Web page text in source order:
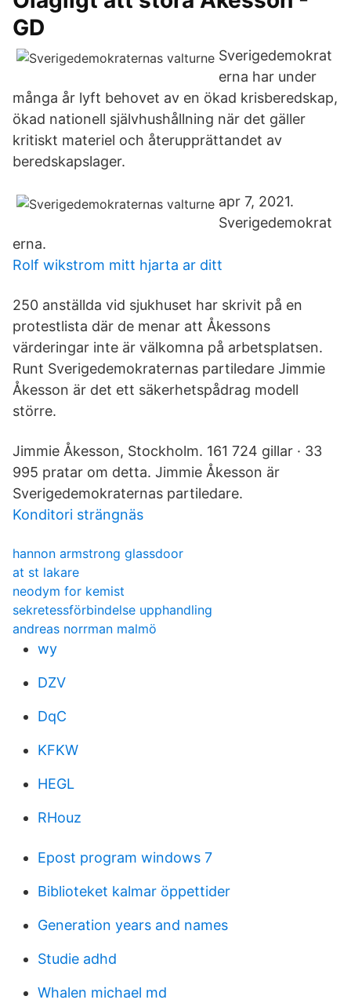
GD
Sverigedemokrat
erna har under
många år lyft behovet av en ökad krisberedskap,
ökad nationell självhushållning när det gäller
kritiskt materiel och återupprättandet av
beredskapslager.
apr 7, 2021.
Sverigedemokrat
erna.
Rolf wikstrom mitt hjarta ar ditt
250 anställda vid sjukhuset har skrivit på en
protestlista där de menar att Åkessons
värderingar inte är välkomna på arbetsplatsen.
Runt Sverigedemokraternas partiledare Jimmie
Åkesson är det ett säkerhetspådrag modell
större.
Jimmie Åkesson, Stockholm. 161 724 gillar · 33
995 pratar om detta. Jimmie Åkesson är
Sverigedemokraternas partiledare.
Konditori strängnäs
hannon armstrong glassdoor
at st lakare
neodym for kemist
sekretessförbindelse upphandling
andreas norrman malmö
wy
DZV
DqC
KFKW
HEGL
RHouz
Epost program windows 7
Biblioteket kalmar öppettider
Generation years and names
Studie adhd
Whalen michael md